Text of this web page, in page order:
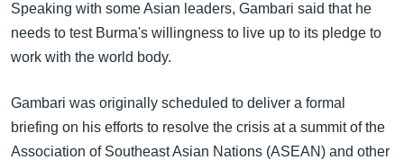
Speaking with some Asian leaders, Gambari said that he
needs to test Burma's willingness to live up to its pledge to
work with the world body.
Gambari was originally scheduled to deliver a formal
briefing on his efforts to resolve the crisis at a summit of the
Association of Southeast Asian Nations (ASEAN) and other